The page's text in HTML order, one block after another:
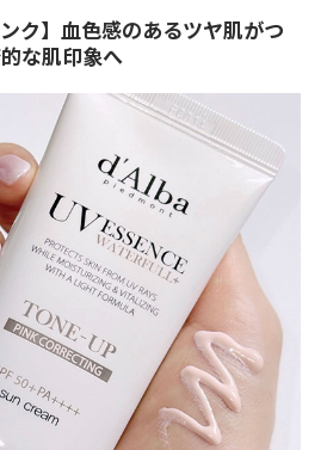
ク】血色感のあるツヤ肌がつ
な肌印象へ